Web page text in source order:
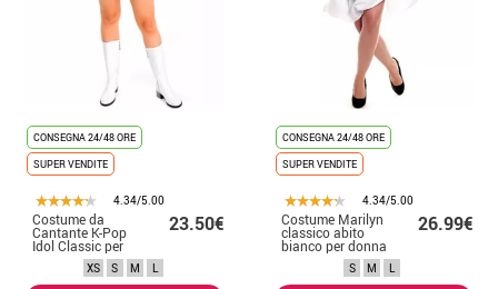
CONSEGNA 24/48 ORE
SUPER VENDITE
4.34/5.00
Costume da
Cantante K-Pop
Idol Classic per
23.50€
XS S M L
CONSEGNA 24/48 ORE
SUPER VENDITE
4.34/5.00
Costume Marilyn
classico abito
bianco per donna
26.99€
S M L